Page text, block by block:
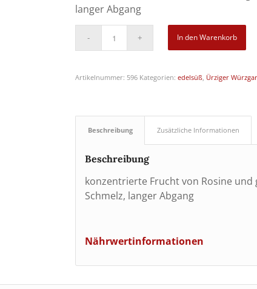
langer Abgang
In den Warenkorb
Artikelnummer: 596 Kategorien:edelsüß Ürziger
Beschreibung Zusätzliche Informationen
Beschreibung
konzentrierte Frucht von Rosine
Schmelz, langer Abgang
Nährwertinformationen